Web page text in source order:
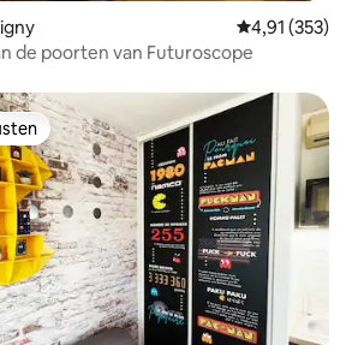
Gemiddelde
4,91 (353)
de poorten van Futuroscope